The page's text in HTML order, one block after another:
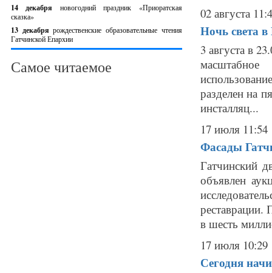
14 декабря новогодний праздник «Приоратская
сказка»
13 декабрярождественские образовательные чтения
Гатчинской Епархии
Самое читаемое
02 августа
Ночь света
3 августа в
масштабное
разделен на
инсталляц...
17 июля 11:54
Фасады
Гатчинский
объявлен
в шесть
17 июля 10:29
Сегодня